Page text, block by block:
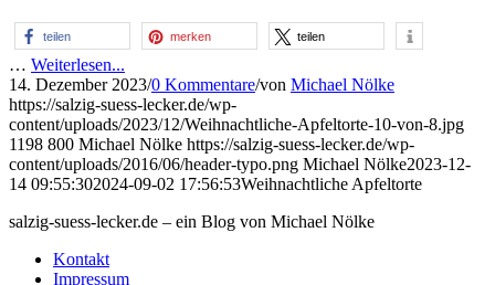
teilen merken teilen
… Weiterlesen...
14. Dezember 2023/0 Kommentare/von Michael Nölke
https://salzig-suess-lecker.de/wp-
content/uploads/2023/12/Weihnachtliche-Apfeltorte-10-von-8.jpg
1198 800 Michael Nölke https://salzig-suess-lecker.de/wp-
content/uploads/2016/06/header-typo.png Michael Nölke2023-12-
14 09:55:302024-09-02 17:56:53Weihnachtliche Apfeltorte
salzig-suess-lecker.de – ein Blog von Michael Nölke
Kontakt
Impressum